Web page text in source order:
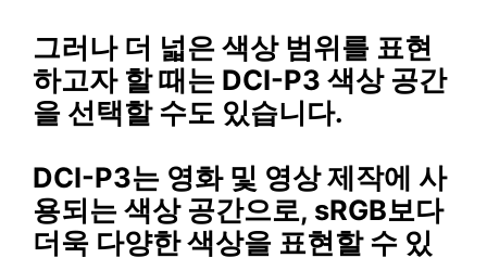
그러나 더 넓은 색상 범위를 표현
하고자 할 때는 DCI-P3 색상 공간
을 선택할 수도 있습니다.
DCI-P3는 영화 및 영상 제작에 사
용되는 색상 공간으로, sRGB보다
더욱 다양한 색상을 표현할 수 있